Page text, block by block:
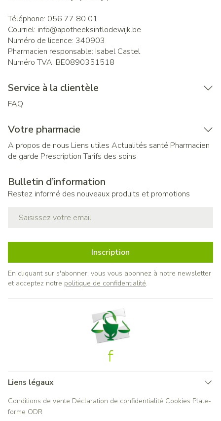
Téléphone: 056 77 80 01
Courriel: info@apotheeksintlodewijk.be
Numéro de licence: 340903
Pharmacien responsable: Isabel Castel
Numéro TVA: BE0890351518
Service à la clientèle
FAQ
Votre pharmacie
A propos de nous Liens utiles Actualités santé Pharmacien
de garde Prescription Tarifs des soins
Bulletin d’information
Restez informé des nouveaux produits et promotions
Inscription
En cliquant sur s'abonner, vous vous abonnez à notre newsletter
et acceptez notre politique de confidentialité.
Liens légaux
Conditions de vente Déclaration de confidentialité Cookies Plate-
forme ODR